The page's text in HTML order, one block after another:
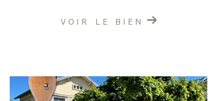
VOIR LE BIEN